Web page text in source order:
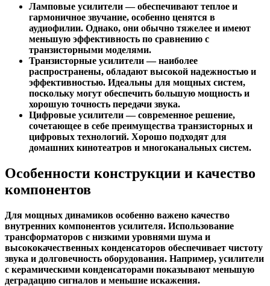
Ламповые усилители— обеспечивают теплое и
гармоничное звучание, особенно ценятся в
аудиофилии. Однако, они обычно тяжелее и имеют
меньшую эффективность по сравнению с
транзисторными моделями.
Транзисторные усилители— наиболее
распространены, обладают высокой надежностью и
эффективностью. Идеальны для мощных систем,
поскольку могут обеспечить большую мощность и
хорошую точность передачи звука.
Цифровые усилители— современное решение,
сочетающее в себе преимущества транзисторных и
цифровых технологий. Хорошо подходят для
домашних кинотеатров и многоканальных систем.
Особенности конструкции и качество
компонентов
Для мощных динамиков особенно важено качество
внутренних компонентов усилителя. Использование
трансформаторов с низкими уровнями шума и
высококачественных конденсаторов обеспечивает чистоту
звука и долговечность оборудования. Например, усилители
с керамическими конденсаторами показывают меньшую
деградацию сигналов и меньшие искажения.